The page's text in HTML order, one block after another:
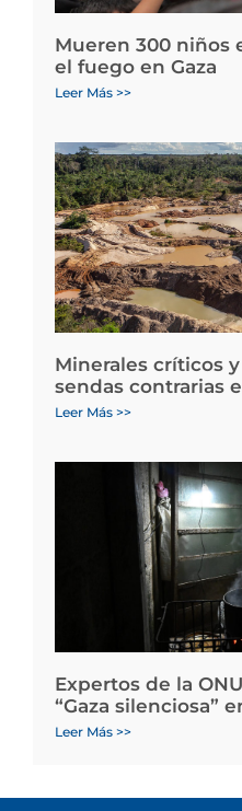
Mueren 300 niños
el fuego en Gaza
Leer Más >>
Minerales críticos
sendas contrarias
Leer Más >>
Expertos de la
“Gaza silenciosa”
Leer Más >>